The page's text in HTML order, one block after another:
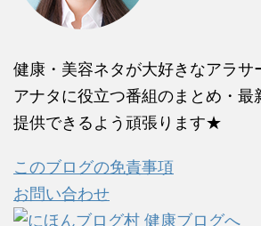
健康・美容ネタが大好きなアラサ
アナタに役立つ番組のまとめ・最
提供できるよう頑張ります★
このブログの免責事項
お問い合わせ